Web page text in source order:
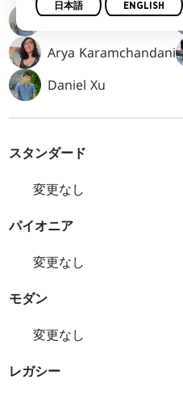
Carmen Klomparens
Arya Karamchandani
Daniel Xu
スタンダード
変更なし
パイオニア
変更なし
モダン
変更なし
レガシー
日本語 ENGLISH